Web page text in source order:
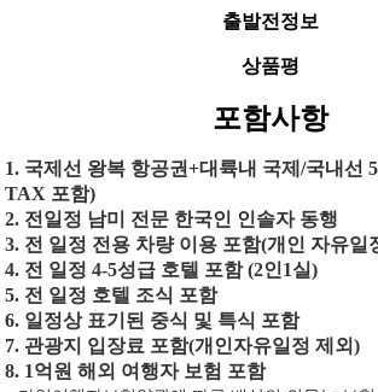
출발전정보
상품평
포함사항
1. 국제선 왕복 항공권+대륙내 국제/국내선
TAX 포함)
2. 전일정 남미 전문 한국인 인솔자 동행
3. 전 일정 전용 차량 이용 포함(개인 자유일
4. 전 일정 4-5성급 호텔 포함(2인1실)
5. 전 일정 호텔 조식 포함
6. 일정상 표기된 중식 및 특식 포함
7. 관광지 입장료 포함(개인자유일정 제외)
8. 1억원 해외 여행자 보험 포함